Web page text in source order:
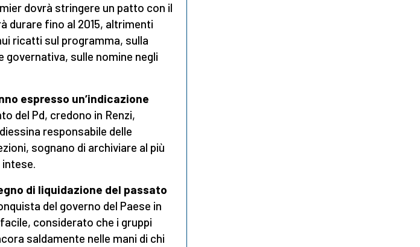
dovrà stringere un patto con il
durare fino al 2015, altrimenti
ricatti sul programma, sulla
governativa, sulle nomine negli
espresso un’indicazione
del Pd, credono in Renzi,
responsabile delle
sognano di archiviare al più
di liquidazione del passato
del governo del Paese in
considerato che i gruppi
saldamente nelle mani di chi